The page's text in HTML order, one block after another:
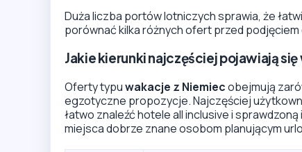
Duża liczba portów lotniczych sprawia, że
porównać kilka różnych ofert przed podjęciem
Jakie kierunki najczęściej pojawiają
Oferty typuwakacje z Niemiecobejmują
egzotyczne propozycje. Najczęściej
łatwo znaleźć hotele all inclusive i
miejsca dobrze znane osobom planującym